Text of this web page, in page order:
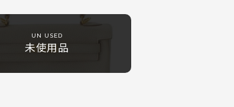
UN USED
未使用品